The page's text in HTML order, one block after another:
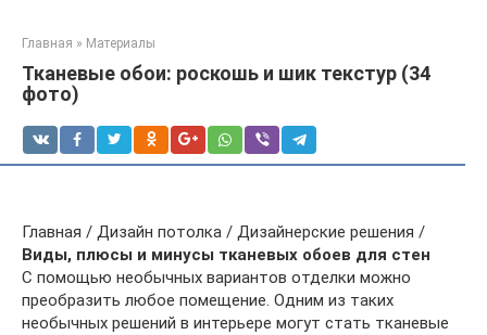
Главная » Материалы
Тканевые обои: роскошь и шик текстур (34
фото)
Главная / Дизайн потолка / Дизайнерские решения /
Виды, плюсы и минусы тканевых обоев для стен
С помощью необычных вариантов отделки можно
преобразить любое помещение. Одним из таких
необычных решений в интерьере могут стать тканевые